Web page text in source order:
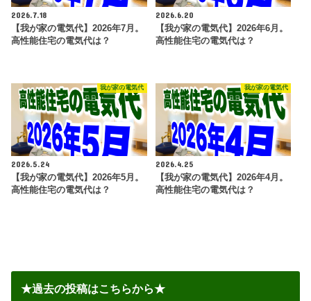
2026.7.18
【我が家の電気代】2026年7月。
高性能住宅の電気代は？
2026.6.20
【我が家の電気代】2026年6月。
高性能住宅の電気代は？
我が家の電気代
2026.5.24
【我が家の電気代】2026年5月。
高性能住宅の電気代は？
我が家の電気代
2026.4.25
【我が家の電気代】2026年4月。
高性能住宅の電気代は？
★過去の投稿はこちらから★